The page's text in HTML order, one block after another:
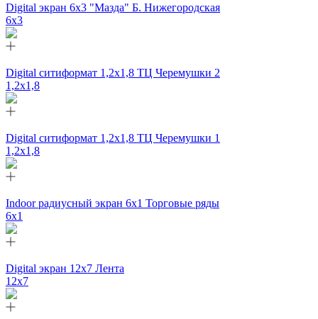
Digital экран 6х3 "Мазда" Б. Нижегородская
6х3
Digital ситиформат 1,2х1,8 ТЦ Черемушки 2
1,2x1,8
Digital ситиформат 1,2х1,8 ТЦ Черемушки 1
1,2x1,8
Indoor радиусный экран 6x1 Торговые ряды
6х1
Digital экран 12x7 Лента
12х7